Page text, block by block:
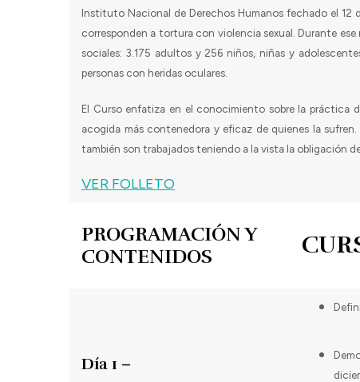
Instituto Nacional de Derechos Humanos fechado el 12
corresponden a tortura con violencia sexual. Durante
sociales: 3.175 adultos y 256 niños, niñas y
personas con heridas oculares.
El Curso enfatiza en el conocimiento sobre la práctica
acogida más contenedora y eficaz de quienes la
también son trabajados teniendo a la vista la obligación
VER FOLLETO
PROGRAMACIÓN Y
CONTENIDOS
Día 1 –